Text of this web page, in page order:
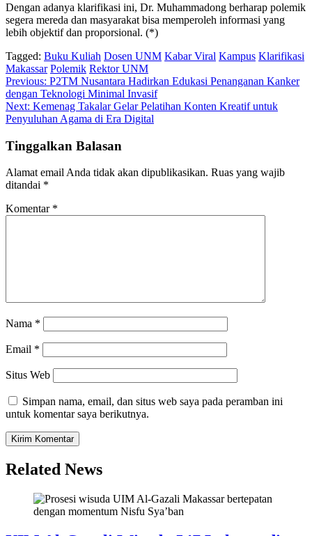
Dengan adanya klarifikasi ini, Dr. Muhammadong berharap polemik
segera mereda dan masyarakat bisa memperoleh informasi yang
lebih objektif dan proporsional. (*)
Tagged: Buku Kuliah Dosen UNM Kabar Viral Kampus Klarifikasi
Makassar Polemik Rektor UNM
Navigasi
pos
Previous: P2TM Nusantara Hadirkan Edukasi Penanganan Kanker
dengan Teknologi Minimal Invasif
Next: Kemenag Takalar Gelar Pelatihan Konten Kreatif untuk
Penyuluhan Agama di Era Digital
Tinggalkan Balasan
Alamat email Anda tidak akan dipublikasikan. Ruas yang wajib
ditandai *
Komentar *
Nama *
Email *
Situs Web
Simpan nama, email, dan situs web saya pada peramban ini
untuk komentar saya berikutnya.
Related News